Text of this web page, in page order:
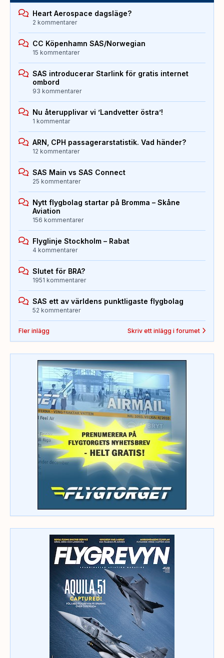
Heart Aerospace dagsläge?
2 kommentarer
CC Köpenhamn SAS/Norwegian
15 kommentarer
SAS introducerar Starlink för gratis internet
ombord
93 kommentarer
Nu återupplivar vi ’Landvetter östra’!
1 kommentar
ARN, CPH passagerarstatistik. Vad händer?
12 kommentarer
SAS Main vs SAS Connect
25 kommentarer
Nytt flygbolag startar på Bromma – Skåne
Aviation
156 kommentarer
Flyglinje Stockholm – Rabat
4 kommentarer
Slutet för BRA?
1951 kommentarer
SAS ett av världens punktligaste flygbolag
52 kommentarer
Fler inlägg Skriv ett inlägg i forumet